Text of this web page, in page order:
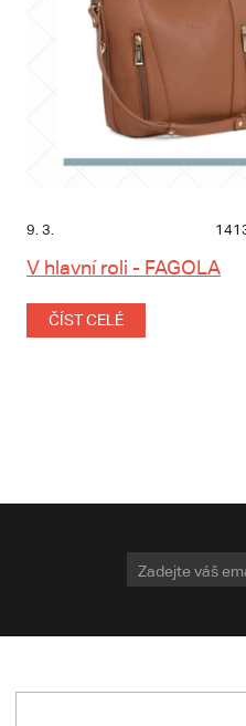
9. 3.
V hlavní roli - FAGOLA
ČÍST CELÉ